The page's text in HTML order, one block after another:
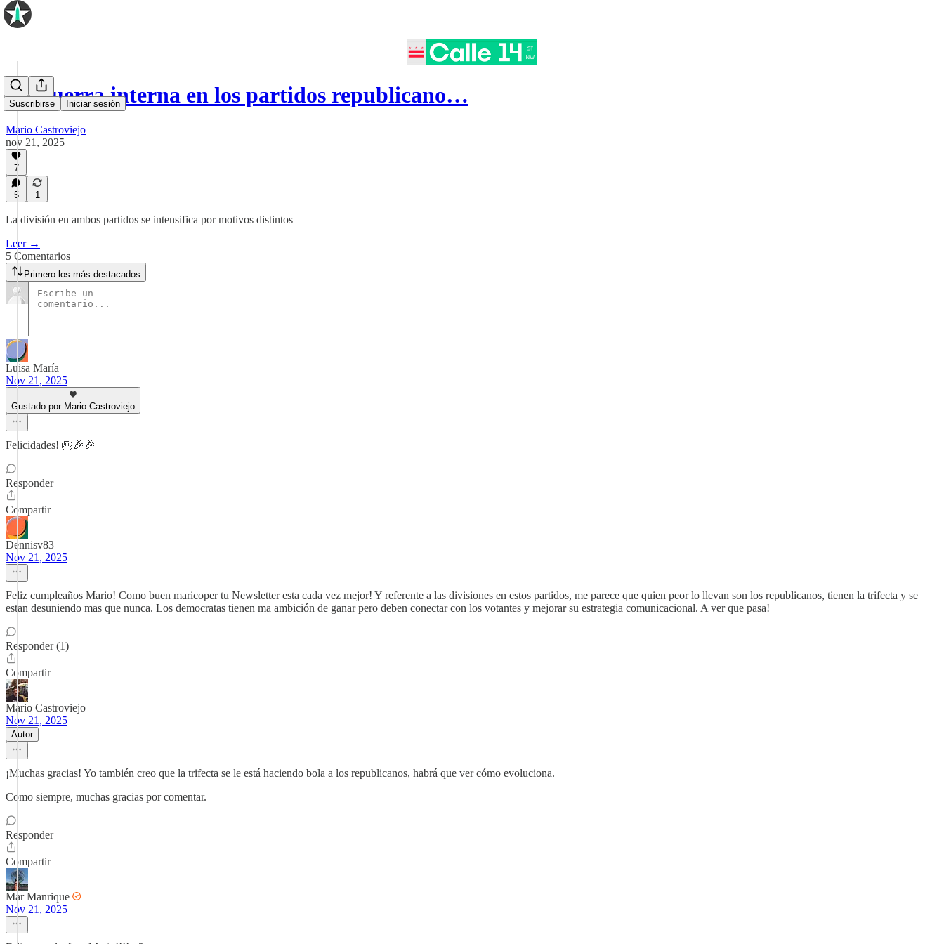
Suscribirse Iniciar sesión
💥 Guerra interna en los partidos republicano…
Mario Castroviejo
nov 21, 2025
7
5 1
La división en ambos partidos se intensifica por motivos distintos
Leer →
5 Comentarios
Primero los más destacados
Luisa María
Nov 21, 2025
Gustado por Mario Castroviejo
Felicidades! 🎂🎉🎉
Responder
Compartir
Dennisv83
Nov 21, 2025
Feliz cumpleaños Mario! Como buen maricoper tu Newsletter esta cada vez mejor! Y referente a las divisiones en estos partidos, me parece que quien peor lo llevan son los republicanos, tienen la trifecta y se
estan desuniendo mas que nunca. Los democratas tienen ma ambición de ganar pero deben conectar con los votantes y mejorar su estrategia comunicacional. A ver que pasa!
Responder (1)
Compartir
Mario Castroviejo
Nov 21, 2025
Autor
¡Muchas gracias! Yo también creo que la trifecta se le está haciendo bola a los republicanos, habrá que ver cómo evoluciona.
Como siempre, muchas gracias por comentar.
Responder
Compartir
Mar Manrique
Nov 21, 2025